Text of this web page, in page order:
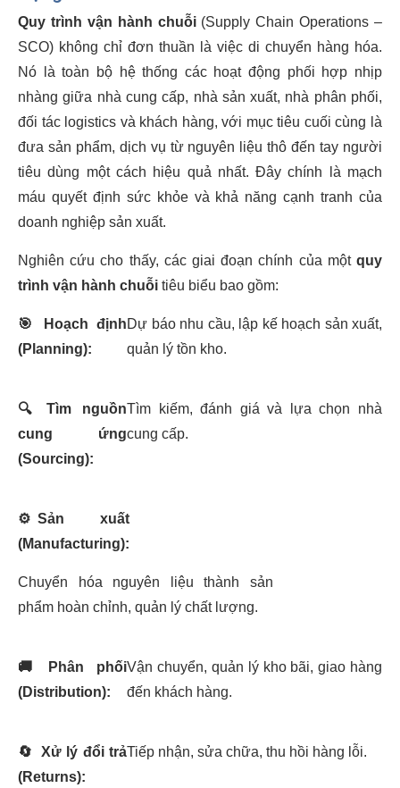
Quy trình vận hành chuỗi(Supply Chain Operations –
SCO) không chỉ đơn thuần là việc di chuyển hàng hóa.
Nó là toàn bộ hệ thống các hoạt động phối hợp nhịp
nhàng giữa nhà cung cấp, nhà sản xuất, nhà phân phối,
đối tác logistics và khách hàng, với mục tiêu cuối cùng là
đưa sản phẩm, dịch vụ từ nguyên liệu thô đến tay người
tiêu dùng một cách hiệu quả nhất. Đây chính là mạch
máu quyết định sức khỏe và khả năng cạnh tranh của
doanh nghiệp sản xuất.
Nghiên cứu cho thấy, các giai đoạn chính của một quy
trình vận hành chuỗi tiêu biểu bao gồm:
🎯
Hoạch định
(Planning):
Dự báo nhu cầu, lập kế hoạch sản xuất,
quản lý tồn kho.
🔍
Tìm nguồn
cung ứng
(Sourcing):
Tìm kiếm, đánh giá và lựa chọn nhà
cung cấp.
⚙️ Sản xuất
(Manufacturing):
Chuyển hóa nguyên liệu thành sản
phẩm hoàn chỉnh, quản lý chất lượng.
🚚
Phân phối
(Distribution):
Vận chuyển, quản lý kho bãi, giao hàng
đến khách hàng.
🔄
Xử lý đổi trả
(Returns):
Tiếp nhận, sửa chữa, thu hồi hàng lỗi.